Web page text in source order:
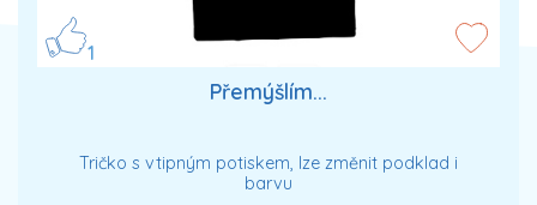
1
Přemýšlím...
Tričko s vtipným potiskem, lze změnit podklad i
barvu